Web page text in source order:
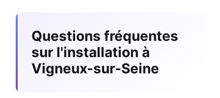
Questions fréquentes
sur l'installation à
Vigneux-sur-Seine